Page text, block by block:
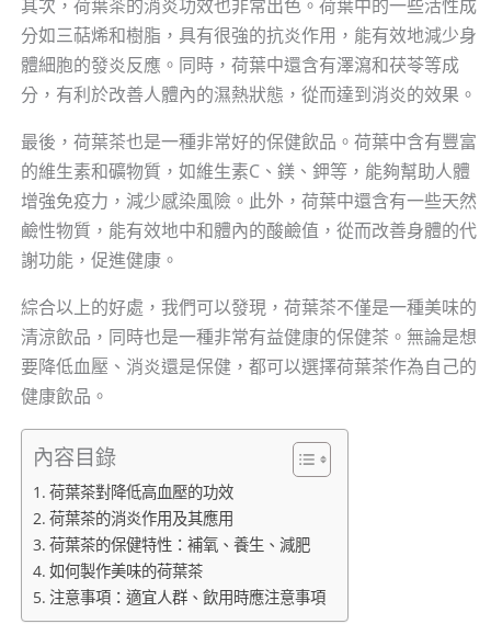
其次，荷葉茶的消炎功效也非常出色。荷葉中的一些活性成
分如三萜烯和樹脂，具有很強的抗炎作用，能有效地減少身
體細胞的發炎反應。同時，荷葉中還含有澤瀉和茯苓等成
分，有利於改善人體內的濕熱狀態，從而達到消炎的效果。
最後，荷葉茶也是一種非常好的保健飲品。荷葉中含有豐富
的維生素和礦物質，如維生素C、鎂、鉀等，能夠幫助人體
增強免疫力，減少感染風險。此外，荷葉中還含有一些天然
鹼性物質，能有效地中和體內的酸鹼值，從而改善身體的代
謝功能，促進健康。
綜合以上的好處，我們可以發現，荷葉茶不僅是一種美味的
清涼飲品，同時也是一種非常有益健康的保健茶。無論是想
要降低血壓、消炎還是保健，都可以選擇荷葉茶作為自己的
健康飲品。
內容目錄
荷葉茶對降低高血壓的功效
荷葉茶的消炎作用及其應用
荷葉茶的保健特性：補氧、養生、減肥
如何製作美味的荷葉茶
注意事項：適宜人群、飲用時應注意事項